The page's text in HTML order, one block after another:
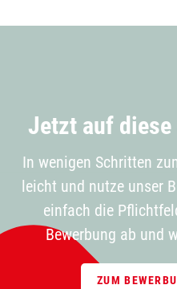
Jetzt auf diese
In wenigen Schritten
leicht und nutze unser
einfach die
Bewerbung ab und
ZUM